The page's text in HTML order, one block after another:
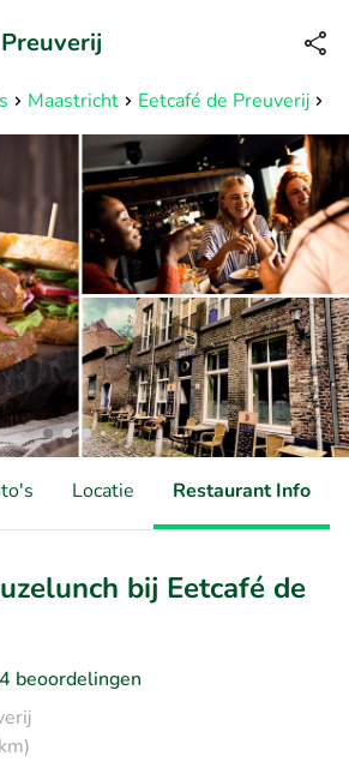
Bereikbaar tot 23:00 uur
Maastricht Eetcafé de Preuverij
Locatie Restaurant Info
bij Eetcafé de
beoordelingen